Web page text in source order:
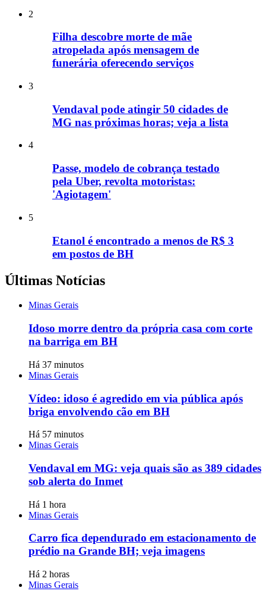
2
Filha descobre morte de mãe
atropelada após mensagem de
funerária oferecendo serviços
3
Vendaval pode atingir 50 cidades de
MG nas próximas horas; veja a lista
4
Passe, modelo de cobrança testado
pela Uber, revolta motoristas:
'Agiotagem'
5
Etanol é encontrado a menos de R$ 3
em postos de BH
Últimas Notícias
Minas Gerais
Idoso morre dentro da própria casa com corte
na barriga em BH
Há 37 minutos
Minas Gerais
Vídeo: idoso é agredido em via pública após
briga envolvendo cão em BH
Há 57 minutos
Minas Gerais
Vendaval em MG: veja quais são as 389 cidades
sob alerta do Inmet
Há 1 hora
Minas Gerais
Carro fica dependurado em estacionamento de
prédio na Grande BH; veja imagens
Há 2 horas
Minas Gerais